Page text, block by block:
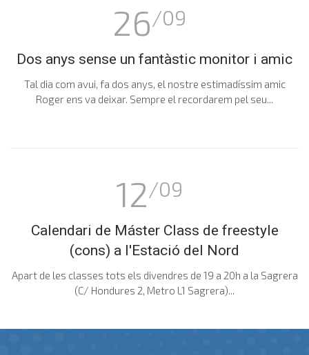
26/09
Dos anys sense un fantàstic monitor i amic
Tal dia com avui, fa dos anys, el nostre estimadíssim amic
Roger ens va deixar. Sempre el recordarem pel seu...
12/09
Calendari de Máster Class de freestyle
(cons) a l'Estació del Nord
Apart de les classes tots els divendres de 19 a 20h a la Sagrera
(C/ Hondures 2, Metro L1 Sagrera)...